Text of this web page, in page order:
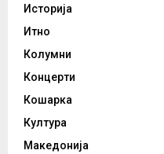
Историја
Итно
Колумни
Концерти
Кошарка
Култура
Македонија